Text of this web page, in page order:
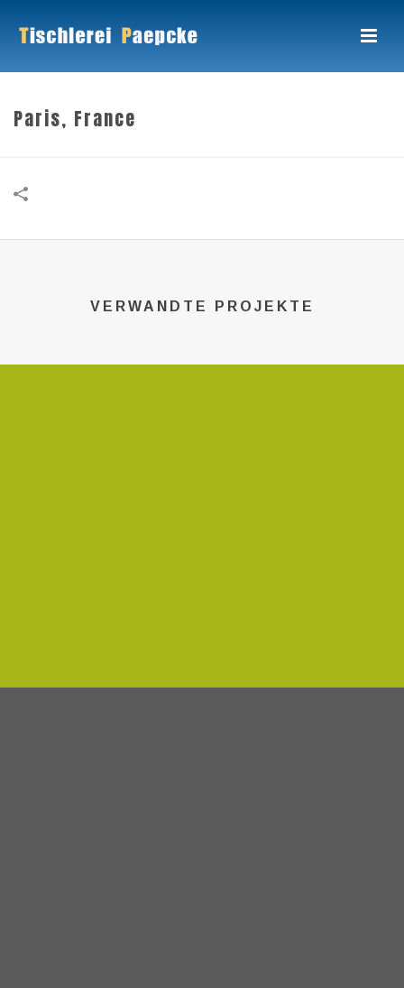
Paris, France
VERWANDTE PROJEKTE